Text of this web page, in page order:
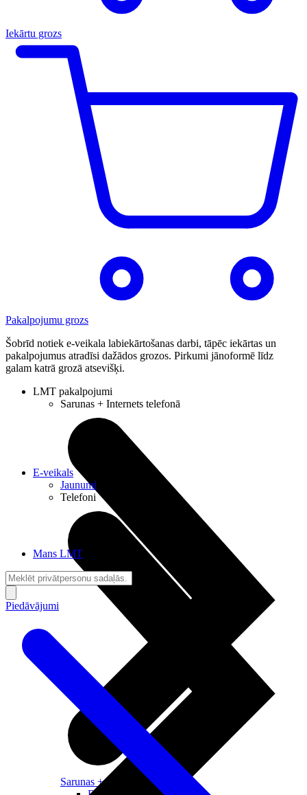
Iekārtu grozs
Pakalpojumu grozs
Šobrīd notiek e-veikala labiekārtošanas darbi, tāpēc iekārtas un
pakalpojumus atradīsi dažādos grozos. Pirkumi jānoformē līdz
galam katrā grozā atsevišķi.
LMT pakalpojumi
Sarunas + Internets telefonā
Sarunas + Internets
E-veikals
Jaunumi
Telefoni
Mans LMT
Piedāvājumi